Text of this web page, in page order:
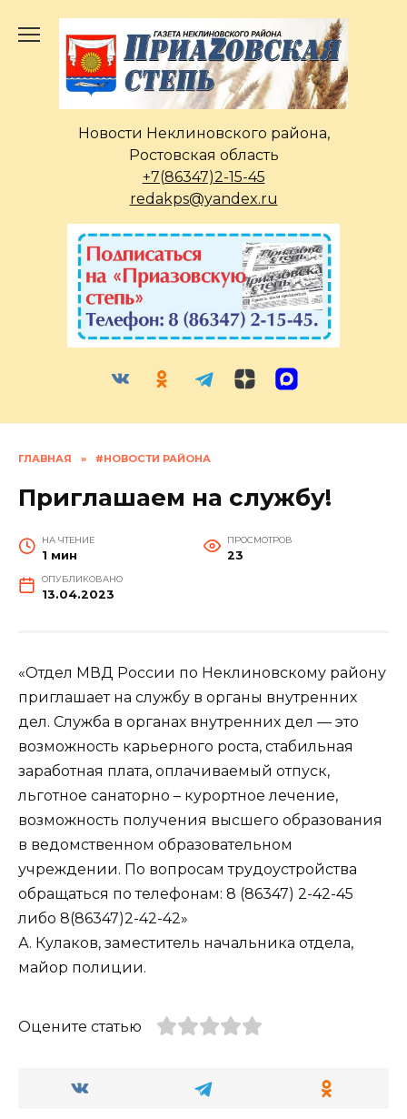
содержанию
Новости Неклиновского района,
Ростовская область
+7(86347)2-15-45
redakps@yandex.ru
ГЛАВНАЯ » #НОВОСТИ РАЙОНА
Приглашаем на службу!
НА ЧТЕНИЕ
1 мин
ПРОСМОТРОВ
23
ОПУБЛИКОВАНО
13.04.2023
«Отдел МВД России по Неклиновскому району
приглашает на службу в органы внутренних
дел. Служба в органах внутренних дел — это
возможность карьерного роста, стабильная
заработная плата, оплачиваемый отпуск,
льготное санаторно – курортное лечение,
возможность получения высшего образования
в ведомственном образовательном
учреждении. По вопросам трудоустройства
обращаться по телефонам: 8 (86347) 2-42-45
либо 8(86347)2-42-42»
А. Кулаков, заместитель начальника отдела,
майор полиции.
Оцените статью